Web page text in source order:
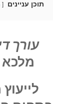
תוכן עניינים
עורך
מלכא